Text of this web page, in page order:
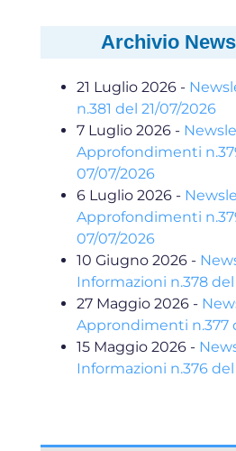
Archivio
21 Luglio 2026 -
n.381 del 21/07/2026
7 Luglio 2026 -
Approfondimenti
07/07/2026
6 Luglio 2026 -
Approfondimenti
07/07/2026
10 Giugno 2026 -
Informazioni n.378
27 Maggio 2026 -
Approndimenti n.377
15 Maggio 2026 -
Informazioni n.376 del